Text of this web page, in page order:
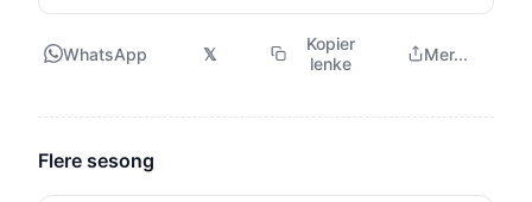
WhatsApp 𝕏
Kopier
lenke
Mer...
Flere sesong